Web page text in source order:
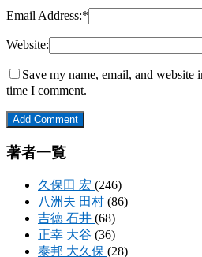
Email Address:*
Website:
Save my name, email, and website
time I comment.
著者一覧
久保田 宏 (246)
八洲夫 田村 (86)
吉徳 石井 (68)
正幸 大谷 (36)
泰邦 大久保 (28)